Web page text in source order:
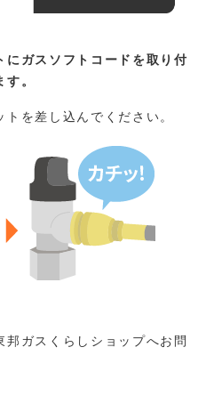
にガスソフトコードを取り付
。
を差し込んでください。
ガスくらしショップへお問